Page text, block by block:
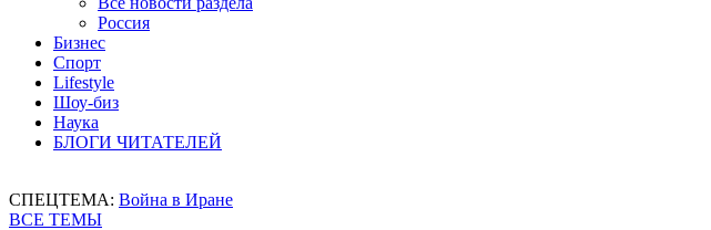
Россия
Бизнес
Спорт
Lifestyle
Шоу-биз
Наука
БЛОГИ ЧИТАТЕЛЕЙ
СПЕЦТЕМА: Война в Иране
ВСЕ ТЕМЫ